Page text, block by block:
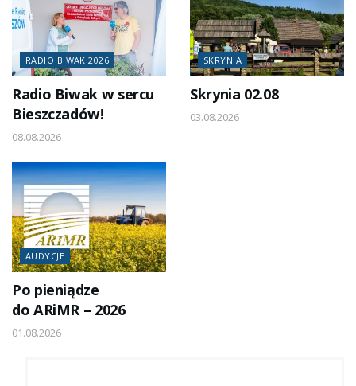
RADIO BIWAK 2026
Radio Biwak w sercu
Bieszczadów!
08.08.2026
SKRYNIA
Skrynia 02.08
03.08.2026
AUDYCJE
Po pieniądze
do ARiMR – 2026
01.08.2026